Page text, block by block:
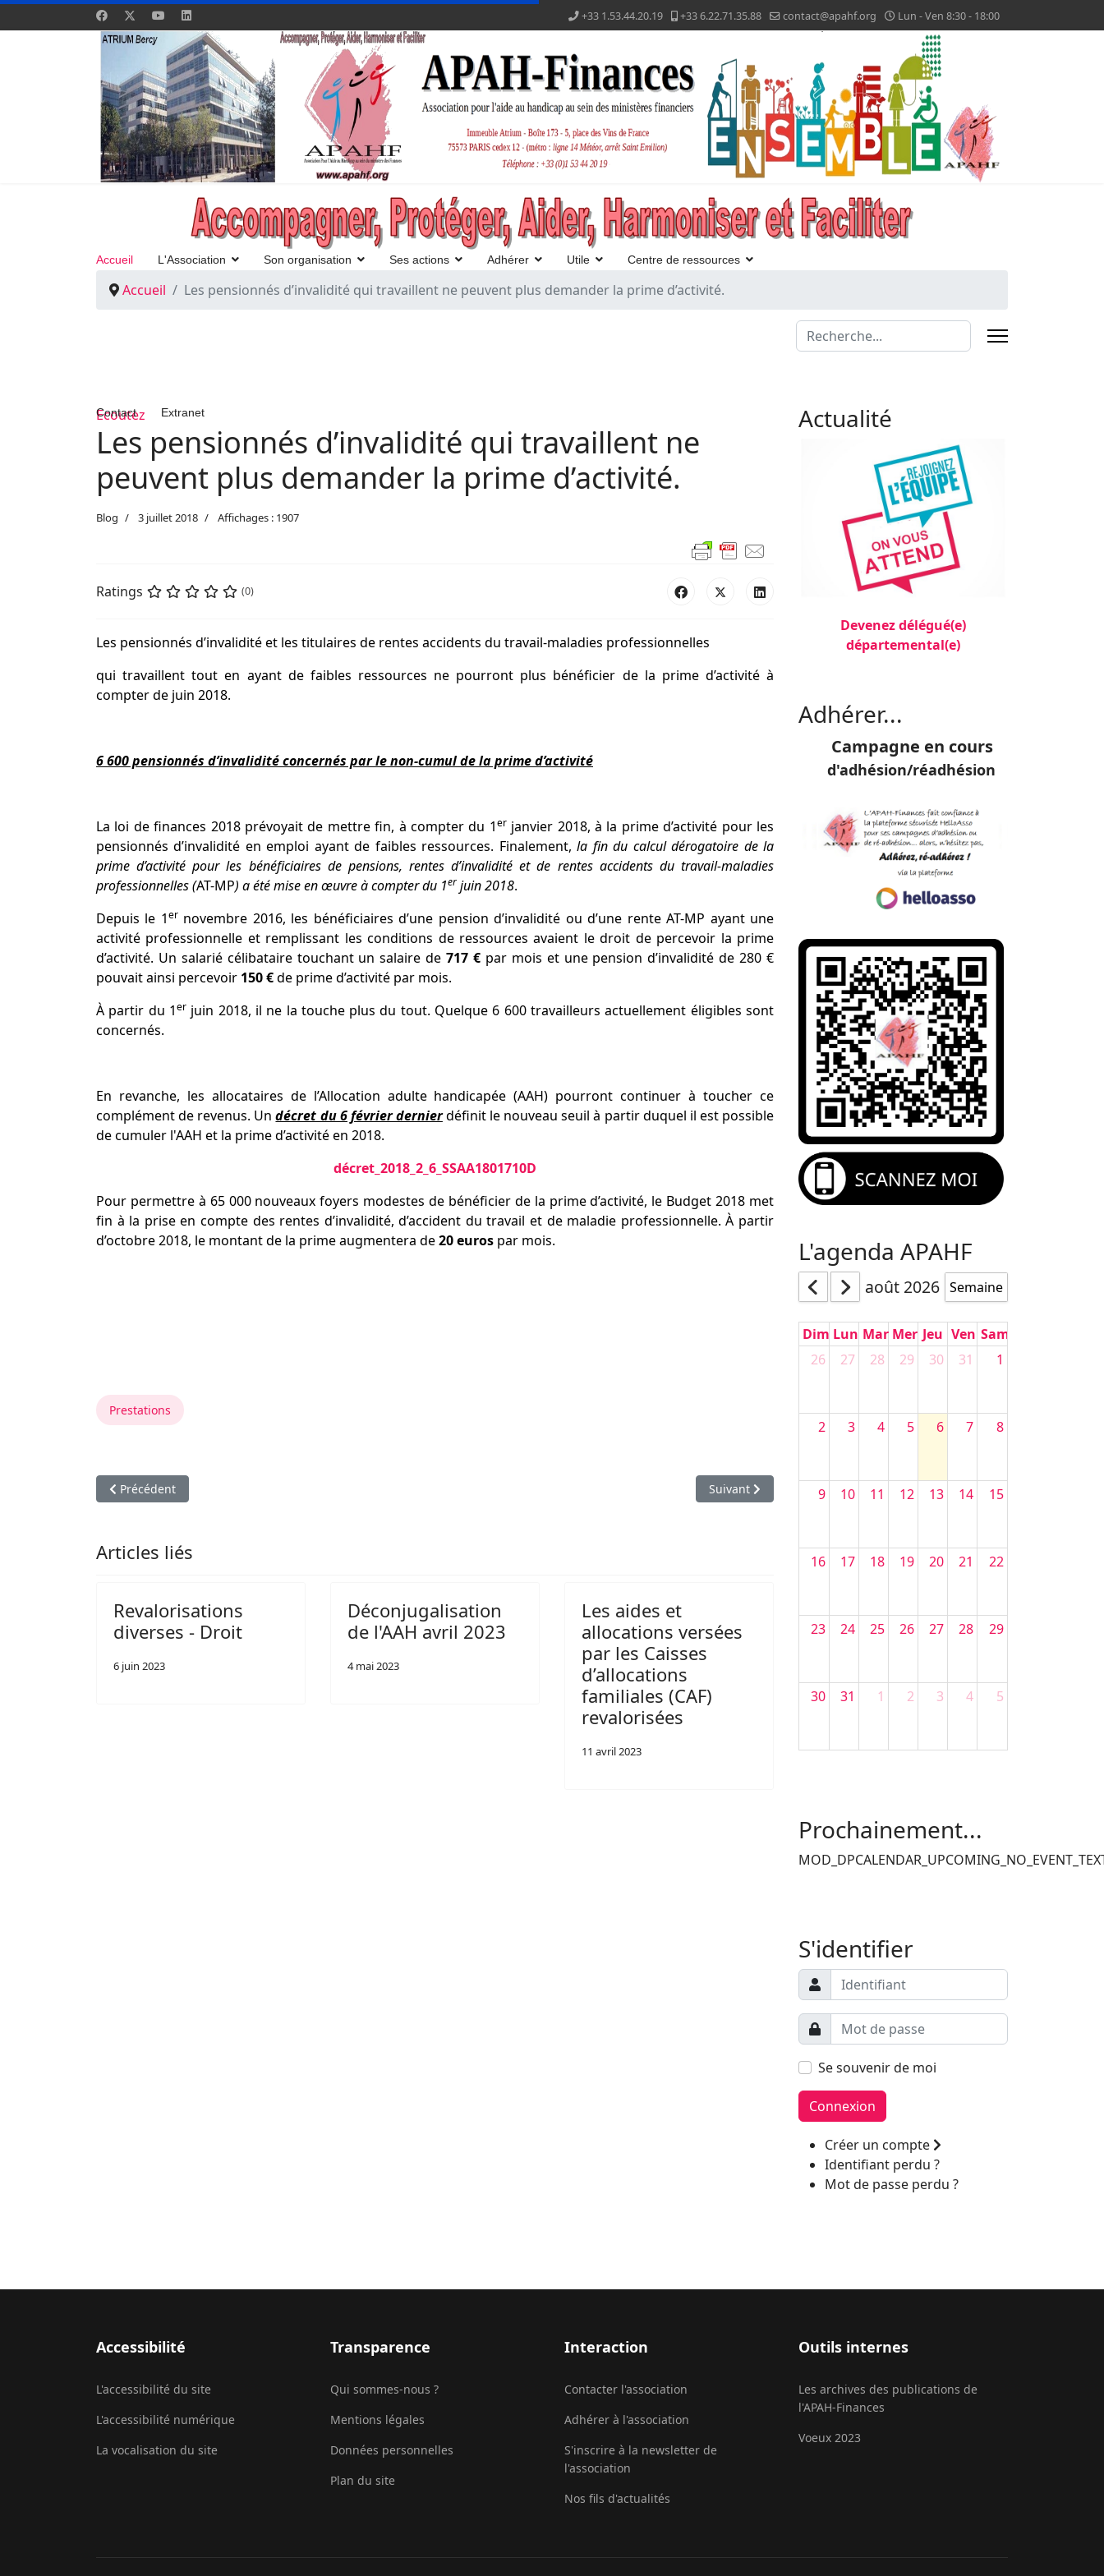
+33 1.53.44.20.19 +33 6.22.71.35.88 contact@apahf.org Lun - Ven 8:30 - 18:00
Accueil L'Association Son organisation Ses actions Adhérer Utile Centre de ressources
Contact Extranet
Valider
Accueil Les pensionnés d’invalidité qui travaillent ne peuvent plus demander la prime d’activité.
Ecoutez
Les pensionnés d’invalidité qui travaillent ne
peuvent plus demander la prime d’activité.
Blog 3 juillet 2018 Affichages : 1907
Ratings (0)
Les pensionnés d’invalidité et les titulaires de rentes accidents du travail-maladies professionnelles
qui travaillent tout en ayant de faibles ressources ne pourront plus bénéficier de la prime d’activité à
compter de juin 2018.
6 600 pensionnés d’invalidité concernés par le non-cumul de la prime d’activité
La loi de finances 2018 prévoyait de mettre fin, à compter du 1erjanvier 2018, à la prime d’activité pour les
pensionnés d’invalidité en emploi ayant de faibles ressources. Finalement,la fin du calcul dérogatoire de la
prime d’activité pour les bénéficiaires de pensions,rentes d’invalidité et de rentes accidents du travail-maladies
professionnelles(AT-MP) a étémise en œuvre à compter du 1er juin 2018.
Depuis le 1ernovembre 2016, les bénéficiaires d’une pension d’invalidité ou d’une rente AT-MP ayant une
activité professionnelle et remplissant les conditions de ressources avaient le droit de percevoir la prime
d’activité. Un salarié célibataire touchant un salaire de717 € par mois et une pension d’invalidité de 280 €
pouvait ainsi percevoir 150 €de prime d’activité par mois.
À partir du 1erjuin 2018, il ne la touche plus du tout. Quelque 6 600 travailleurs actuellement éligibles sont
concernés.
En revanche, les allocataires de l’Allocation adulte handicapée (AAH) pourront continuer à toucher ce
complément de revenus. Undécret du 6 février dernierdéfinit le nouveau seuil à partir duquel il est possible
de cumuler l'AAH et la prime d’activité en 2018.
décret_2018_2_6_SSAA1801710D
Pour permettre à 65 000 nouveaux foyers modestes de bénéficier de la prime d’activité, le Budget 2018 met
fin à la prise en compte des rentes d’invalidité, d’accident du travail et de maladie professionnelle. À partir
d’octobre 2018, le montant de la prime augmentera de20 euros par mois.
Prestations
Article précédent : Fonction publique en chiffres
Précédent Article suivant : Droit de vote des personnes handicapées mentales
Suivant
Articles liés
Revalorisations
diverses - Droit
6 juin 2023
Déconjugalisation
de l'AAH avril 2023
4 mai 2023
Les aides et
allocations versées
par les Caisses
d’allocations
familiales (CAF)
revalorisées
11 avril 2023
Actualité
Devenez délégué(e)
départemental(e)
Adhérer...
Campagne en cours
d'adhésion/réadhésion
L'agenda APAHF
août 2026 Semaine
Dim Lun Mar Mer Jeu Ven Sam
26
27 28 29 30 31 1
2 3 4 5 6 7 8
9 10 11 12 13 14 15
16 17 18 19 20 21 22
23 24 25 26 27 28 29
30 31 1 2 3 4 5
Prochainement...
S'identifier
Se souvenir de moi
Connexion
Créer un compte
Identifiant perdu ?
Mot de passe perdu ?
Accessibilité
L'accessibilité du site
L'accessibilité numérique
La vocalisation du site
Transparence
Qui sommes-nous ?
Mentions légales
Données personnelles
Plan du site
Interaction
Contacter l'association
Adhérer à l'association
S'inscrire à la newsletter de
l'association
Nos fils d'actualités
Outils internes
Les archives des publications de
l'APAH-Finances
Voeux 2023